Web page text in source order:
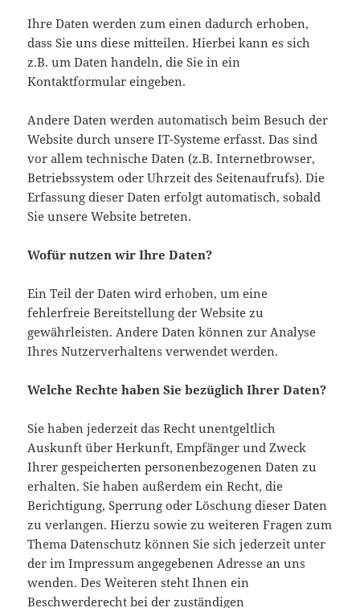
Ihre Daten werden zum einen dadurch erhoben,
dass Sie uns diese mitteilen. Hierbei kann es sich
z.B. um Daten handeln, die Sie in ein
Kontaktformular eingeben.
Andere Daten werden automatisch beim Besuch der
Website durch unsere IT-Systeme erfasst. Das sind
vor allem technische Daten (z.B. Internetbrowser,
Betriebssystem oder Uhrzeit des Seitenaufrufs). Die
Erfassung dieser Daten erfolgt automatisch, sobald
Sie unsere Website betreten.
Wofür nutzen wir Ihre Daten?
Ein Teil der Daten wird erhoben, um eine
fehlerfreie Bereitstellung der Website zu
gewährleisten. Andere Daten können zur Analyse
Ihres Nutzerverhaltens verwendet werden.
Welche Rechte haben Sie bezüglich Ihrer Daten?
Sie haben jederzeit das Recht unentgeltlich
Auskunft über Herkunft, Empfänger und Zweck
Ihrer gespeicherten personenbezogenen Daten zu
erhalten. Sie haben außerdem ein Recht, die
Berichtigung, Sperrung oder Löschung dieser Daten
zu verlangen. Hierzu sowie zu weiteren Fragen zum
Thema Datenschutz können Sie sich jederzeit unter
der im Impressum angegebenen Adresse an uns
wenden. Des Weiteren steht Ihnen ein
Beschwerderecht bei der zuständigen